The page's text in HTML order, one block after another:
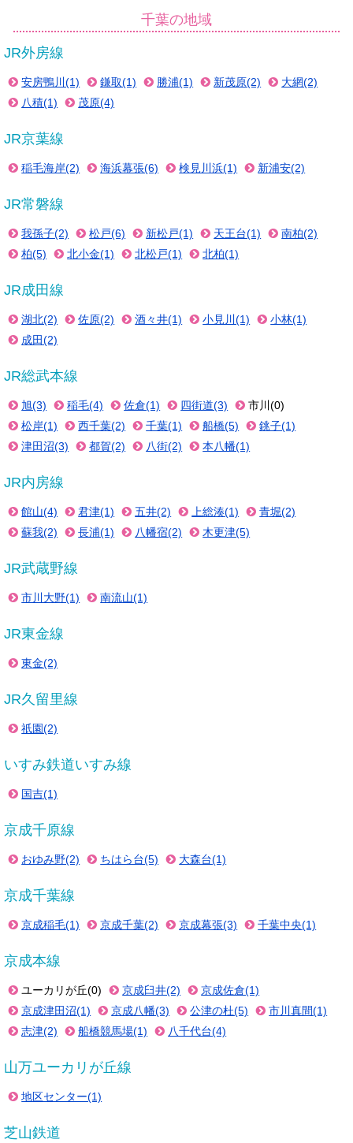
千葉の地域
JR外房線
安房鴨川(1) 鎌取(1) 勝浦(1) 新茂原(2)
大網(2)
八積(1)
茂原(4)
JR京葉線
稲毛海岸(2) 海浜幕張(6) 検見川浜(1) 新浦安(2)
JR常磐線
我孫子(2) 松戸(6) 新松戸(1) 天王台(1)
南柏(2)
柏(5)
北小金(1) 北松戸(1) 北柏(1)
JR成田線
湖北(2) 佐原(2) 酒々井(1) 小見川(1)
小林(1)
成田(2)
JR総武本線
旭(3) 稲毛(4) 佐倉(1) 四街道(3)
市川(0)
松岸(1)
西千葉(2) 千葉(1) 船橋(5)
銚子(1)
津田沼(3)
都賀(2) 八街(2) 本八幡(1)
JR内房線
館山(4) 君津(1) 五井(2) 上総湊(1)
青堀(2)
蘇我(2)
長浦(1) 八幡宿(2) 木更津(5)
JR武蔵野線
市川大野(1) 南流山(1)
JR東金線
東金(2)
JR久留里線
祇園(2)
いすみ鉄道いすみ線
国吉(1)
京成千原線
おゆみ野(2) ちはら台(5) 大森台(1)
京成千葉線
京成稲毛(1) 京成千葉(2) 京成幕張(3) 千葉中央(1)
京成本線
ユーカリが丘(0) 京成臼井(2)
京成佐倉(1)
京成津田沼(1)
京成八幡(3) 公津の杜(5)
市川真間(1)
志津(2)
船橋競馬場(1) 八千代台(4)
山万ユーカリが丘線
地区センター(1)
芝山鉄道